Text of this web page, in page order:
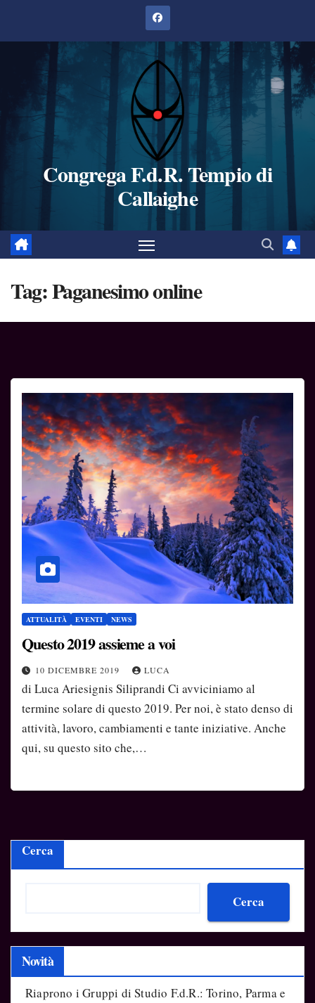
Congrega F.d.R. Tempio di
Callaighe
Tag:Paganesimo online
ATTUALITÀ EVENTI NEWS
Questo 2019 assieme a voi
10 DICEMBRE 2019 LUCA
di Luca Ariesignis Siliprandi Ci avviciniamo al
termine solare di questo 2019. Per noi, è stato denso di
attività, lavoro, cambiamenti e tante iniziative. Anche
qui, su questo sito che,…
Cerca
Cerca
Novità
Riaprono i Gruppi di Studio F.d.R.: Torino, Parma e